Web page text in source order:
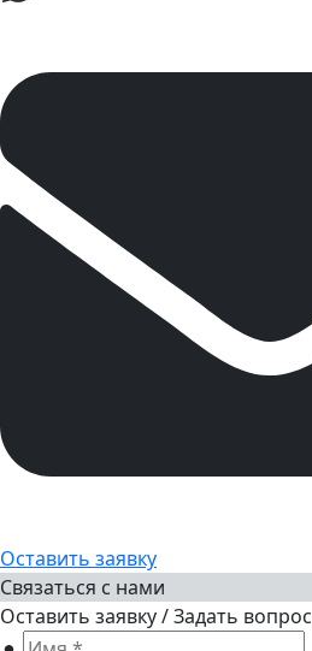
Оставить заявку
Связаться с нами
Оставить заявку / Задать вопрос